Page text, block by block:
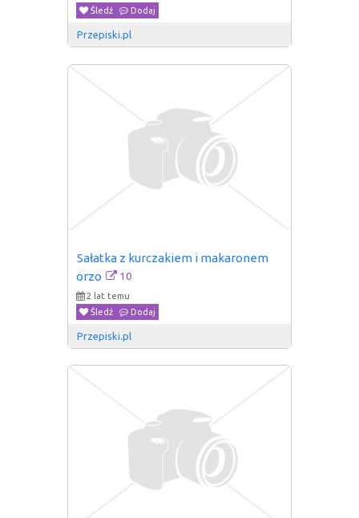
Śledź Dodaj
Przepiski.pl
Sałatka z kurczakiem i makaronem
orzo
10
2 lat temu
Śledź
Dodaj
Przepiski.pl